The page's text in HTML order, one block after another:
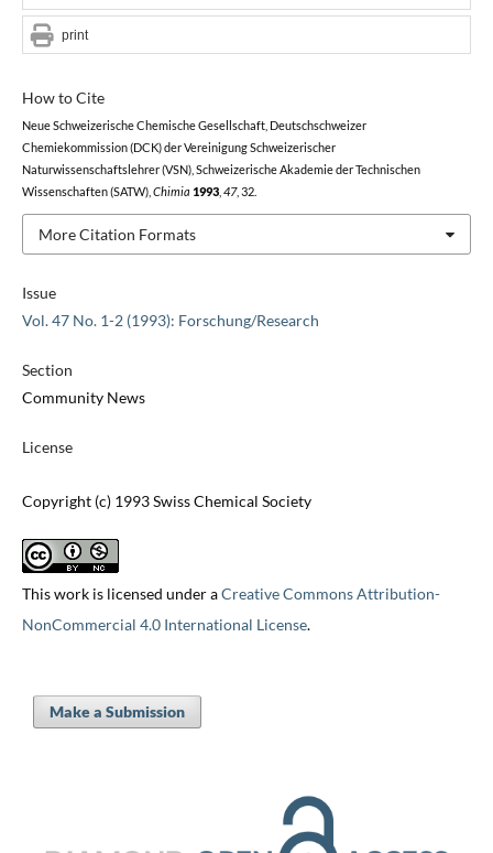
Issue
Vol. 47 No. 1-2 (1993): Forschung/Research
Section
Community News
License
Copyright (c) 1993 Swiss Chemical Society
This work is licensed under aCreative Commons Attribution-
NonCommercial 4.0 International License.
How to Cite
Neue Schweizerische Chemische Gesellschaft, Deutschschweizer
Chemiekommission (DCK) der Vereinigung Schweizerischer
Naturwissenschaftslehrer (VSN), Schweizerische Akademie der Technischen
Wissenschaften (SATW), Chimia 1993, 47, 32.
More Citation Formats
print
Make a Submission